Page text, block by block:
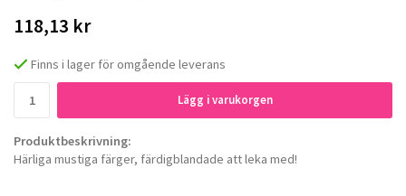
118,13 kr
Finns i lager för omgående leverans
Lägg i varukorgen
Produktbeskrivning:
Härliga mustiga färger, färdigblandade att leka med!